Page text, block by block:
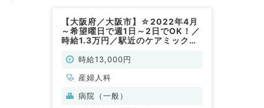
【大阪府／大阪市】☆2022年4月
～希望曜日で週1日～2日でOK！／
時給1.3万円／駅近のケアミックス
婦人科／非常勤）
時給13,000円
産婦人科
病院（一般）